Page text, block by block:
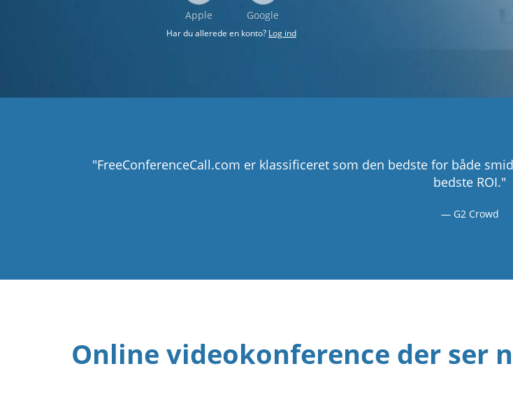
Apple Google
Har du allerede en konto? Log ind
"FreeConferenceCall.com er klassificeret som den bedste for både
bedste ROI."
G2 Crowd
Online videokonference der ser